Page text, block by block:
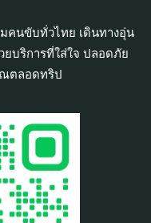
คนขับทั่วไทย เดินทางอุ่น
บริการที่ใส่ใจ ปลอดภัย
ตลอดทริป